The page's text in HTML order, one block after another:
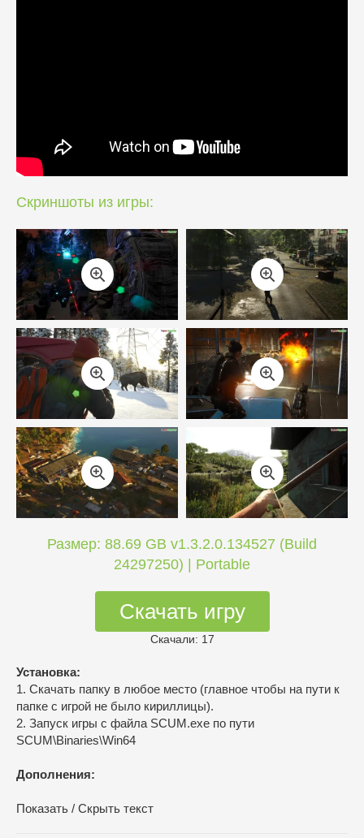
Скриншоты из игры:
Размер: 88.69 GB v1.3.2.0.134527 (Build
24297250) | Portable
Скачать игру
Скачали: 17
Установка:
1. Скачать папку в любое место (главное чтобы на пути к
папке с игрой не было кириллицы).
2. Запуск игры с файла SCUM.exe по пути
SCUM\Binaries\Win64
Дополнения:
Показать / Скрыть текст